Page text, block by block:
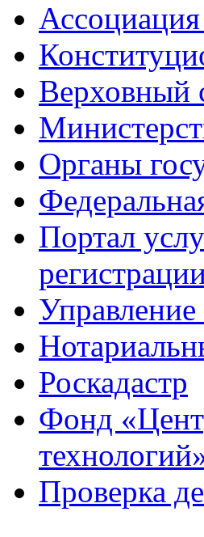
Верховный
Органы
Портал
Роскадастр
Фонд
Проверка